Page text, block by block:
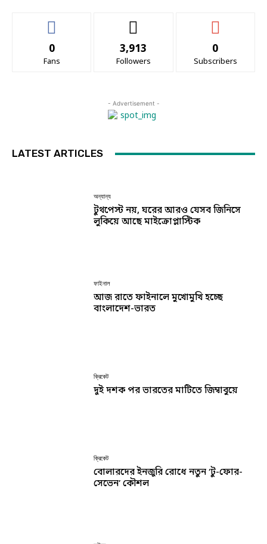
0
Fans
3,913
Followers
0
Subscribers
- Advertisement -
LATEST ARTICLES
অন্যান্য
টুথপেস্ট নয়, ঘরের আরও যেসব জিনিসে
লুকিয়ে আছে মাইক্রোপ্লাস্টিক
ফাইনাল
আজ রাতে ফাইনালে মুখোমুখি হচ্ছে
বাংলাদেশ-ভারত
ক্রিকেট
দুই দশক পর ভারতের মাটিতে জিম্বাবুয়ে
ক্রিকেট
বোলারদের ইনজুরি রোধে নতুন ‘টু-ফোর-
সেভেন’ কৌশল